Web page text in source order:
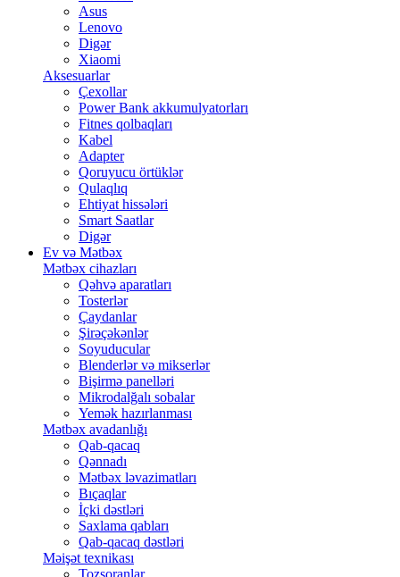
Asus
Lenovo
Digər
Xiaomi
Aksesuarlar
Çexollar
Power Bank akkumulyatorları
Fitnes qolbaqları
Kabel
Adapter
Qoruyucu örtüklər
Qulaqlıq
Ehtiyat hissələri
Smart Saatlar
Digər
Ev və Mətbəx
Mətbəx cihazları
Qəhvə aparatları
Tosterlər
Çaydanlar
Şirəçəkənlər
Soyuducular
Blenderlər və mikserlər
Bişirmə panelləri
Mikrodalğalı sobalar
Yemək hazırlanması
Mətbəx avadanlığı
Qab-qacaq
Qənnadı
Mətbəx ləvazimatları
Bıçaqlar
İçki dəstləri
Saxlama qabları
Qab-qacaq dəstləri
Məişət texnikası
Tozsoranlar